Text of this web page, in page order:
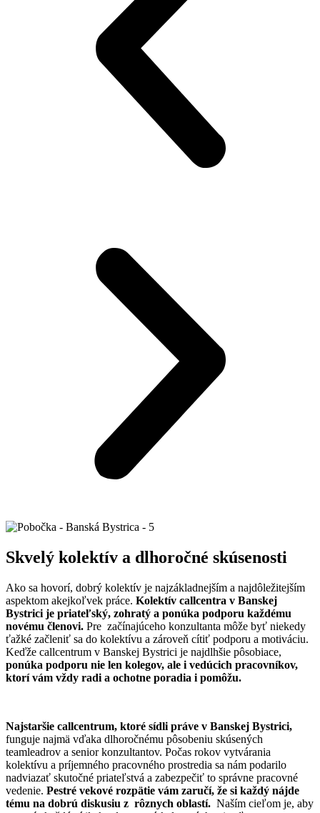
Skvelý kolektív a dlhoročné skúsenosti
Ako sa hovorí, dobrý kolektív je najzákladnejším a najdôležitejším
aspektom akejkoľvek práce. Kolektív callcentra v Banskej
Bystrici je priateľský, zohratý a ponúka podporu každému
novému členovi. Pre začínajúceho konzultanta môže byť niekedy
ťažké začleniť sa do kolektívu a zároveň cítiť podporu a motiváciu.
Keďže callcentrum v Banskej Bystrici je najdlhšie pôsobiace,
ponúka podporu nie len kolegov, ale i vedúcich pracovníkov,
ktorí vám vždy radi a ochotne poradia i pomôžu.
Najstaršie callcentrum, ktoré sídli práve v Banskej Bystrici,
funguje najmä vďaka dlhoročnému pôsobeniu skúsených
teamleadrov a senior konzultantov. Počas rokov vytvárania
kolektívu a príjemného pracovného prostredia sa nám podarilo
nadviazať skutočné priateľstvá a zabezpečiť to správne pracovné
vedenie. Pestré vekové rozpätie vám zaručí, že si každý nájde
tému na dobrú diskusiu z rôznych oblastí. Naším cieľom je, aby